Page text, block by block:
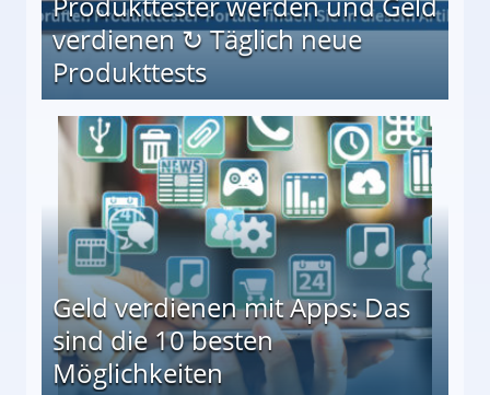
verdienen ↻ Täglich neue
Produkttests
↻ Täglich neue Produkttests
Geld verdienen mit Apps: Das
sind die 10 besten
Möglichkeiten